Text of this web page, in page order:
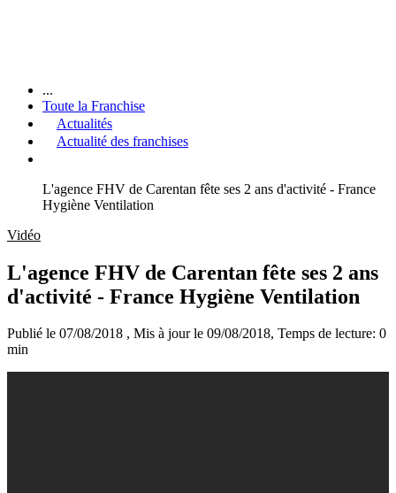
...
Toute la Franchise
Actualités
Actualité des franchises
L'agence FHV de Carentan fête ses 2 ans d'activité - France
Hygiène Ventilation
Vidéo
L'agence FHV de Carentan fête ses 2 ans
d'activité - France Hygiène Ventilation
Publié le 07/08/2018 , Mis à jour le 09/08/2018, Temps de lecture: 0
min